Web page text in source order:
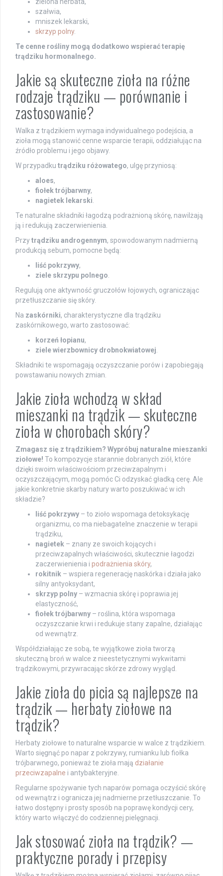
szałwia,
mniszek lekarski,
skrzyp polny.
Te cenne rośliny mogą dodatkowo wspierać terapię
trądziku hormonalnego.
Jakie są skuteczne zioła na różne
rodzaje trądziku — porównanie i
zastosowanie?
Walka z trądzikiem wymaga indywidualnego podejścia, a
zioła mogą stanowić cenne wsparcie terapii, oddziałując na
źródło problemu i jego objawy.
W przypadku trądziku różowatego, ulgę przyniosą:
aloes,
fiołek trójbarwny,
nagietek lekarski
Te naturalne składniki łagodzą podrażnioną skórę, nawilżają
ją i redukują zaczerwienienia.
Przytrądziku androgennym, spowodowanym nadmierną
produkcją sebum, pomocne będą:
liść pokrzywy,
ziele skrzypu polnego
Regulują one aktywność gruczołów łojowych, ograniczając
przetłuszczanie się skóry.
Na zaskórniki, charakterystyczne dla trądziku
zaskórnikowego, warto zastosować:
korzeń łopianu,
ziele wierzbownicy drobnokwiatowej
Składniki te wspomagają oczyszczanie porów i zapobiegają
powstawaniu nowych zmian.
Jakie zioła wchodzą w skład
mieszanki na trądzik — skuteczne
zioła w chorobach skóry?
Zmagasz się z trądzikiem? Wypróbuj naturalne mieszanki
ziołowe! To kompozycje starannie dobranych ziół, które
dzięki swoim właściwościom przeciwzapalnym i
oczyszczającym, mogą pomóc Ci odzyskać gładką cerę. Ale
jakie konkretnie skarby natury warto poszukiwać w ich
składzie?
liść pokrzywy – to zioło wspomaga detoksykację
organizmu, co ma niebagatelne znaczenie w terapii
trądziku,
nagietek – znany ze swoich kojących i
przeciwzapalnych właściwości, skutecznie łagodzi
zaczerwienienia i podrażnienia skóry,
rokitnik – wspiera regenerację naskórka i działa jako
silny antyoksydant,
skrzyp polny – wzmacnia skórę i poprawia jej
elastyczność,
fiołek trójbarwny – roślina, która wspomaga
oczyszczanie krwi i redukuje stany zapalne, działając
od wewnątrz.
Współdziałając ze sobą, te wyjątkowe zioła tworzą
skuteczną broń w walce z nieestetycznymi wykwitami
trądzikowymi, przywracając skórze zdrowy wygląd.
Jakie zioła do picia są najlepsze na
trądzik — herbaty ziołowe na
trądzik?
Herbaty ziołowe to naturalne wsparcie w walce z trądzikiem.
Warto sięgnąć po napar z pokrzywy, rumianku lub fiołka
trójbarwnego, ponieważ te zioła mają działanie
przeciwzapalne i antybakteryjne.
Regularne spożywanie tych naparów pomaga oczyścić skórę
od wewnątrz i ogranicza jej nadmierne przetłuszczanie. To
łatwo dostępny i prosty sposób na poprawę kondycji cery,
który warto włączyć do codziennej pielęgnacji.
Jak stosować zioła na trądzik? —
praktyczne porady i przepisy